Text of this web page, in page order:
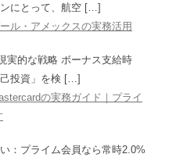
にとって、航空 […]
ル・アメックスの実務活用
実的な戦略 ボーナス支給時
投資」を検 […]
の実務ガイド｜プライ
：プライム会員なら常時2.0%